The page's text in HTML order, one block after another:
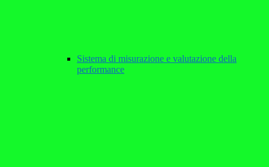
Sistema di misurazione e valutazione della
performance